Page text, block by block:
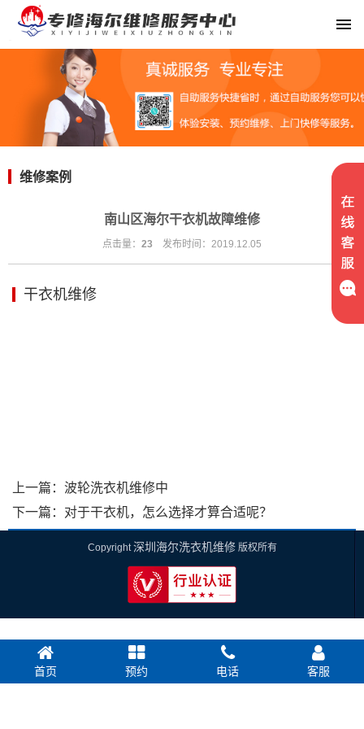
维修案例
南山区海尔干衣机故障维修
点击量： 23 发布时间：2019.12.05
干衣机维修
上一篇： 波轮洗衣机维修中
下一篇： 对于干衣机，怎么选择才算合适呢？
Copyright深圳海尔洗衣机维修版权所有
首页 预约 电话 客服